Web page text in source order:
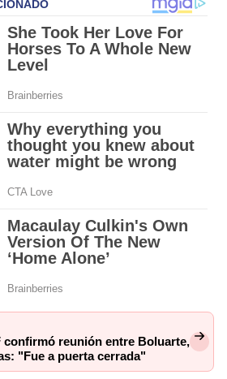
confirmó reunión entre Boluarte,
"Fue a puerta cerrada"